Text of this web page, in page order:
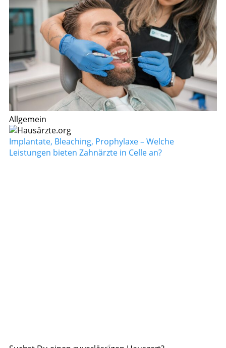
Allgemein
Implantate, Bleaching, Prophylaxe – Welche
Leistungen bieten Zahnärzte in Celle an?